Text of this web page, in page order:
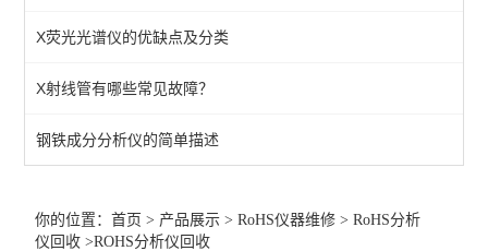
X荧光光谱仪的优缺点及分类
X射线管有哪些常见故障？
钢铁成分分析仪的简单描述
你的位置：首页 > 产品展示 >RoHS仪器维修 >RoHS分析
仪回收 >ROHS分析仪回收